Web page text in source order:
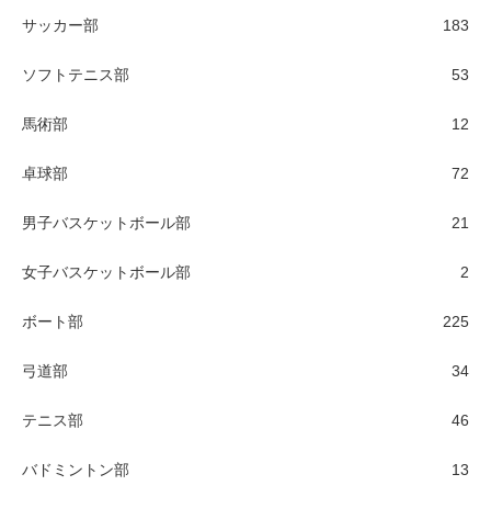
サッカー部 183
ソフトテニス部 53
馬術部 12
卓球部 72
男子バスケットボール部 21
女子バスケットボール部 2
ボート部 225
弓道部 34
テニス部 46
バドミントン部 13